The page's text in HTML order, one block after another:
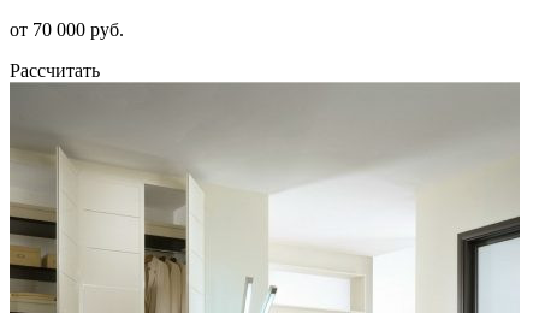
от 70 000 руб.
Рассчитать